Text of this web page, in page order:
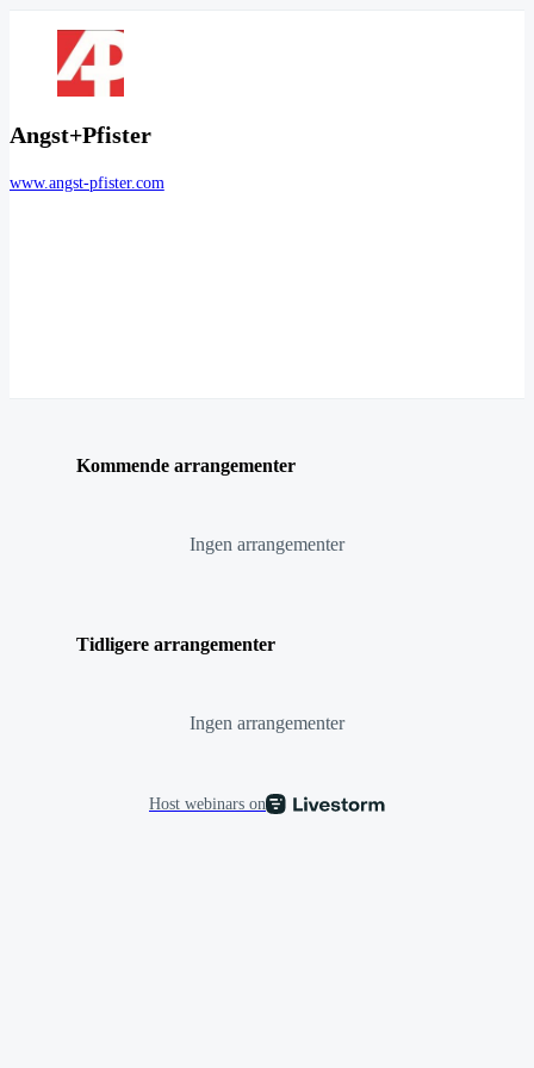
Angst+Pfister
www.angst-pfister.com
Kommende arrangementer
Ingen arrangementer
Tidligere arrangementer
Ingen arrangementer
Host webinars on